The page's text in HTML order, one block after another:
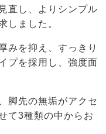
直し、よりシンプル
しました。
みを抑え、すっきり
プを採用し、強度面
脚先の無垢がアクセ
て3種類の中からお